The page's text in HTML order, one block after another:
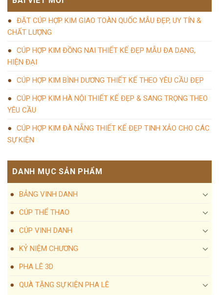
ĐẶT CÚP HỢP KIM GIAO TOÀN QUỐC MẪU ĐẸP, UY TÍN &
CHẤT LƯỢNG
CÚP HỢP KIM ĐỒNG NAI THIẾT KẾ ĐẸP MẪU ĐA DẠNG,
HIỆN ĐẠI
CÚP HỢP KIM BÌNH DƯƠNG THIẾT KẾ THEO YÊU CẦU ĐẸP
CÚP HỢP KIM HÀ NỘI THIẾT KẾ ĐẸP & SANG TRỌNG THEO
YÊU CẦU
CÚP HỢP KIM ĐÀ NẴNG THIẾT KẾ ĐẸP TINH XẢO CHO CÁC
SỰ KIỆN
DANH MỤC SẢN PHẨM
BẢNG VINH DANH
CÚP THỂ THAO
CÚP VINH DANH
KỶ NIỆM CHƯƠNG
PHA LÊ 3D
QUÀ TẶNG SỰ KIỆN PHA LÊ